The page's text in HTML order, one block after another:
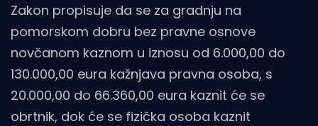
Zakon propisuje da se za gradnju na
pomorskom dobru bez pravne osnove
novčanom kaznom u iznosu od 6.000,00 do
130.000,00 eura kažnjava pravna osoba, s
20.000,00 do 66.360,00 eura kaznit će se
obrtnik, dok će se fizička osoba kaznit